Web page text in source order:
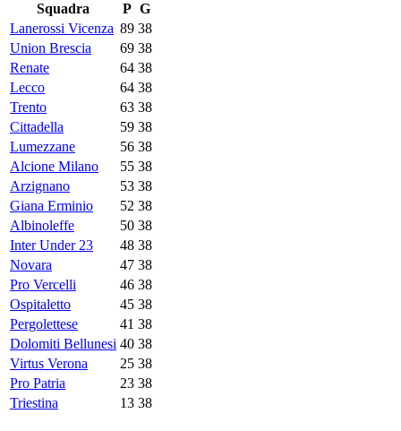
Squadra
P G
Lanerossi Vicenza 89 38
Union Brescia
69 38
Renate
64 38
Lecco
64 38
Trento
63 38
Cittadella
59 38
Lumezzane
56 38
Alcione Milano
55 38
Arzignano
53 38
Giana Erminio
52 38
Albinoleffe
50 38
Inter Under 23
48 38
Novara
47 38
Pro Vercelli
46 38
Ospitaletto
45 38
Pergolettese
41 38
Dolomiti Bellunesi 40 38
Virtus Verona
25 38
Pro Patria
23 38
Triestina
13 38